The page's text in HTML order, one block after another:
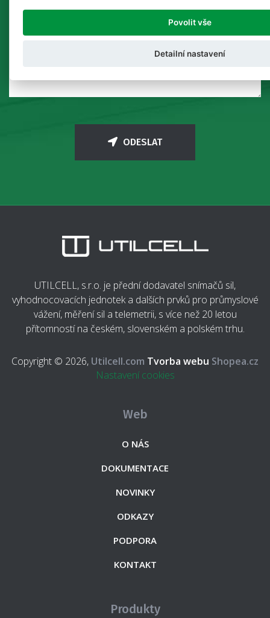
ODESLAT
UTILCELL, s.r.o. je přední dodavatel snímačů sil,
vyhodnocovacích jednotek a dalších prvků pro průmyslové
vážení, měření sil a telemetrii, s více než 20 letou
přítomností na českém, slovenském a polském trhu.
Copyright © 2026, Utilcell.com Tvorba webu Shopea.cz
Nastavení cookies
Web
O NÁS
DOKUMENTACE
NOVINKY
ODKAZY
PODPORA
KONTAKT
Produkty
Povolit vše
Detailní nastavení